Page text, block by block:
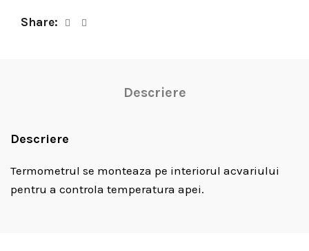
Share
Descriere
Descriere
Termometrul se monteaza pe interiorul acvariului
pentru a controla temperatura apei.